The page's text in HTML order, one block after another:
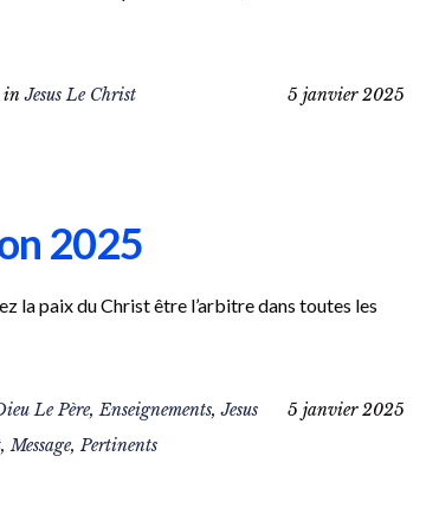
5 janvier 2025
inJesus Le Christ
2025
la paix du Christ être l’arbitre dans toutes les
5 janvier 2025
Le Père,Enseignements,Jesus
,Message,Pertinents